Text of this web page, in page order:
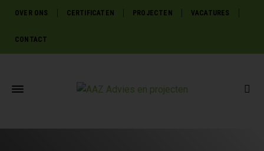
OVER ONS CERTIFICATEN PROJECTEN VACATURES
CONTACT